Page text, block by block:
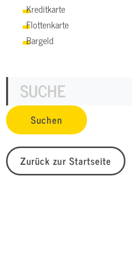
Kreditkarte
Flottenkarte
Bargeld
Zurück zur Startseite